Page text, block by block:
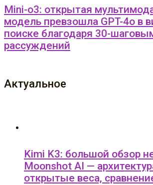
Mini-o3: открытая
модель превзошла GPT-4o в
поиске благодаря 30-
рассуждений
Актуальное
Kimi K3: большой обзор
Moonshot AI —
открытые веса,